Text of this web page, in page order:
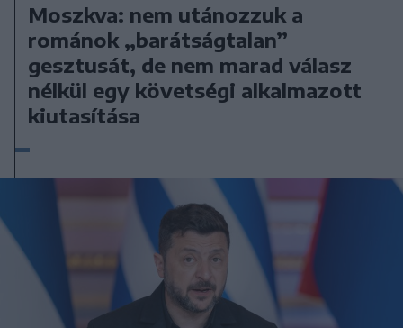
Moszkva: nem utánozzuk a
románok „barátságtalan”
gesztusát, de nem marad válasz
nélkül egy követségi alkalmazott
kiutasítása